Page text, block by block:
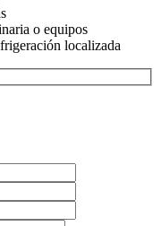
o equipos
localizada